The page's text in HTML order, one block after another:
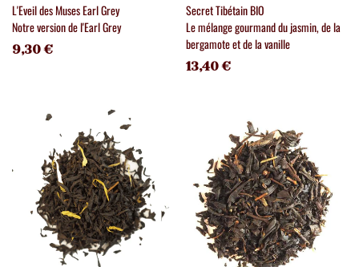
L'Eveil des Muses Earl Grey
Notre version de l'Earl Grey
9,30 €
Secret Tibétain BIO
Le mélange gourmand du jasmin, de la
bergamote et de la vanille
13,40 €